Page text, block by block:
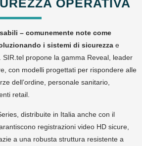
OPERATIVA
– comunemente note come
i sistemi di sicurezza e
propone la gamma Reveal, leader
con modelli progettati per rispondere alle
dell’ordine, personale sanitario,
retail.
distribuite in Italia anche con il
registrazioni video HD sicure,
a una robusta struttura resistente a